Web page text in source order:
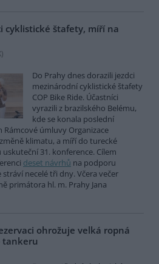
cyklistické štafety, míří na
)
Do Prahy dnes dorazili jezdci
mezinárodní cyklistické štafety
COP Bike Ride. Účastníci
vyrazili z brazilského Belému,
kde se konala poslední
úmluvy Organizace
klimatu, a míří do turecké
31. konference. Cílem
deset návrhů na podporu
necelé tři dny. Včera večer
primátora hl. m. Prahy Jana
ohrožuje velká ropná
tankeru